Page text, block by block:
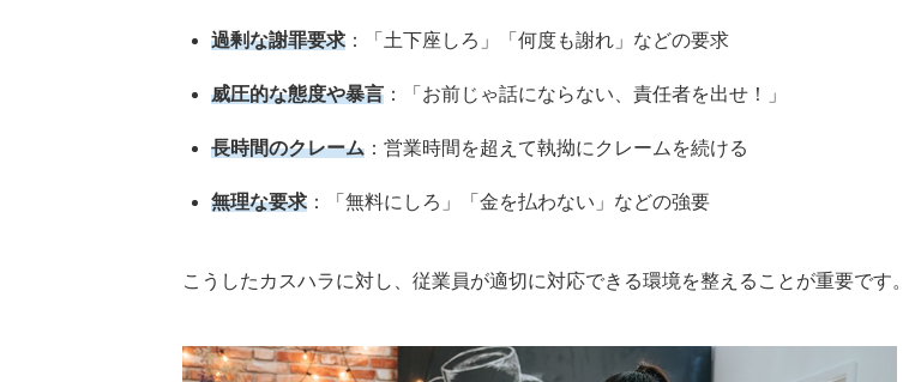
過剰な謝罪要求 ：「土下座しろ」「何度も謝れ」などの要求
威圧的な態度や暴言 ：「お前じゃ話にならない、責任者を出せ！」
長時間のクレーム ：営業時間を超えて執拗にクレームを続ける
無理な要求 ：「無料にしろ」「金を払わない」などの強要
こうしたカスハラに対し、従業員が適切に対応できる環境を整えることが重要です。